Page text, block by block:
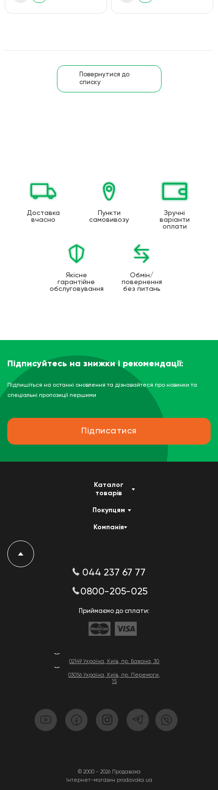
Повернутися до
списку
Доставка
вчасно
Пункти
самовивозу
Зручні
варіанти
оплати
Якісне
гарантійне
обслуговування
Обмін/
повернення
без питань
Підписуйтесь на знижки і рекомендації:
Підпишіться на останні оновлення та дізнавайтеся про новинки та
спеціальні пропозиції першими
Підписатися
02149 Україна, Київ, пр. Бажана, 30
03056 Україна, Київ, пр. Перемоги,
15
© 2000 - 2026 Продавака
Інтернет-магазин prodavaka.ua
Каталог
товарів
Покупцям
Компанія
044 237 67 77
0800-205-025
Приймаємо до сплати: